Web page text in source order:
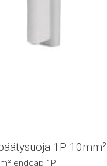
1P 10mm²
endcap 1P